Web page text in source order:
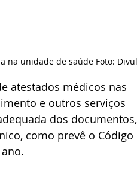
na unidade de saúde Foto:
atestados médicos nas
e outros serviços
dos
como prevê o Código